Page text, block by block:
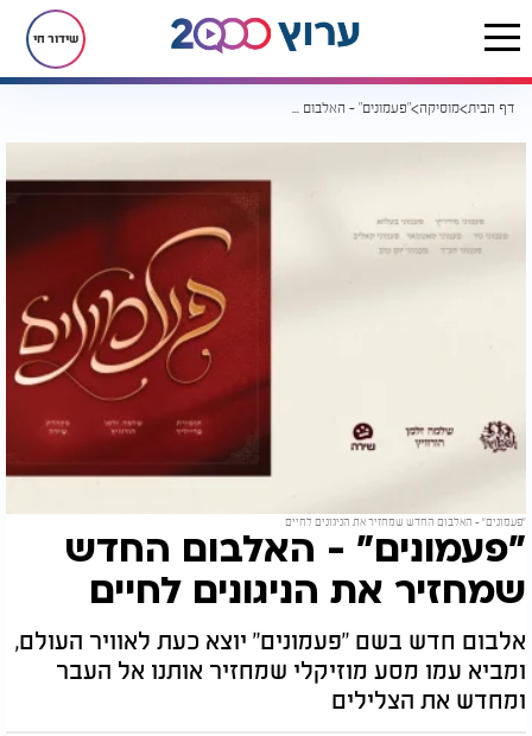
שידור חי
דף הבית מוסיקה "פעמונים" - האלבום החדש שמחזיר את הניגונים לחיים
"פעמונים" – האלבום החדש שמחזיר את הניגונים לחיים
"פעמונים" - האלבום החדש
שמחזיר את הניגונים לחיים
אלבום חדש בשם "פעמונים" יוצא כעת לאוויר העולם,
ומביא עמו מסע מוזיקלי שמחזיר אותנו אל העבר
ומחדש את הצלילים